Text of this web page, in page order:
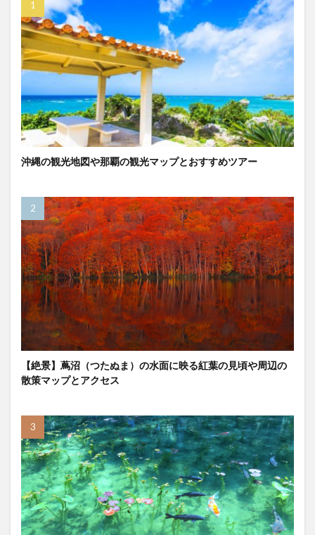
沖縄の観光地図や那覇の観光マップとおすすめツアー
【絶景】蔦沼（つたぬま）の水面に映る紅葉の見頃や周辺の
散策マップとアクセス